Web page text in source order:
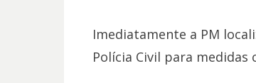
Imediatamente a PM
Polícia Civil para medidas